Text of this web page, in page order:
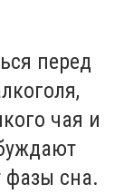
перед
чая и
фазы сна.